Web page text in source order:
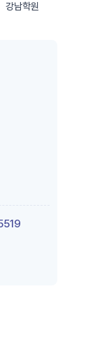
강남학원